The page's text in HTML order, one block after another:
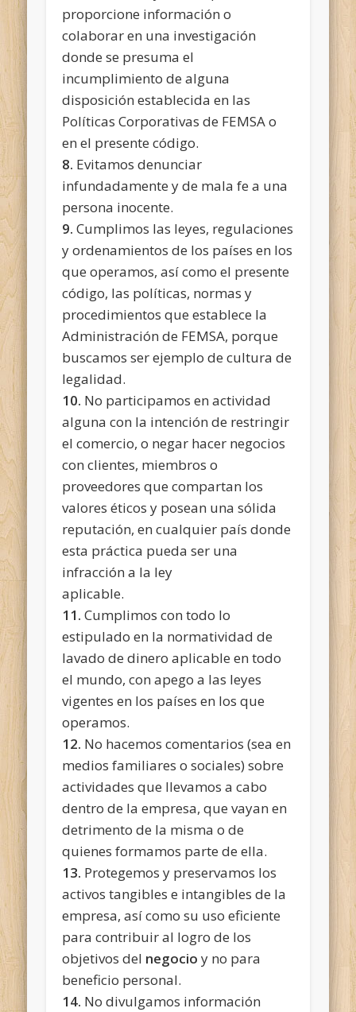
proporcione información o
colaborar en una investigación
donde se presuma el
incumplimiento de alguna
disposición establecida en las
Políticas Corporativas de FEMSA o
en el presente código.
8. Evitamos denunciar
infundadamente y de mala fe a una
persona inocente.
9. Cumplimos las leyes, regulaciones
y ordenamientos de los países en los
que operamos, así como el presente
código, las políticas, normas y
procedimientos que establece la
Administración de FEMSA, porque
buscamos ser ejemplo de cultura de
legalidad.
10. No participamos en actividad
alguna con la intención de restringir
el comercio, o negar hacer negocios
con clientes, miembros o
proveedores que compartan los
valores éticos y posean una sólida
reputación, en cualquier país donde
esta práctica pueda ser una
infracción a la ley
11. Cumplimos con todo lo
estipulado en la normatividad de
lavado de dinero aplicable en todo
el mundo, con apego a las leyes
vigentes en los países en los que
operamos.
12. No hacemos comentarios (sea en
medios familiares o sociales) sobre
actividades que llevamos a cabo
dentro de la empresa, que vayan en
detrimento de la misma o de
quienes formamos parte de ella.
13. Protegemos y preservamos los
activos tangibles e intangibles de la
empresa, así como su uso eficiente
para contribuir al logro de los
objetivos del negocio y no para
beneficio personal.
14. No divulgamos información